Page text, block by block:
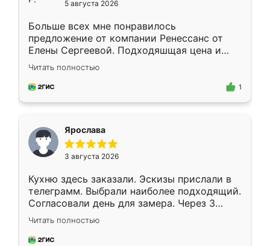
5 августа 2026
Больше всех мне понравилось
предложение от компании Ренессанс от
Елены Сергеевой. Подходяшщая цена и
короткие сроки изготовления. Приехавший
для замера сотрудник Владислав
предложил по моему эскизу самый
Читать полностью
1
Ярослава
3 августа 2026
Кухню здесь заказали. Эскизы прислали в
телеграмм. Выбрали наиболее подходящий.
Согласовали день для замера. Через 3
недели кухня была уже готова. Остались
довольны работой. Спасибо Ренессанс
мебель за качественную работу!
Читать полностью